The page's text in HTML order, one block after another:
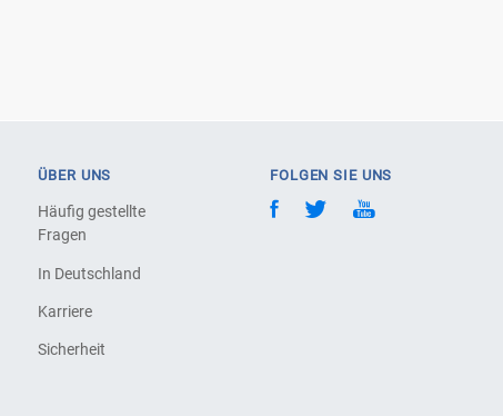
ÜBER UNS
Häufig gestellte
Fragen
In Deutschland
Karriere
Sicherheit
FOLGEN SIE UNS